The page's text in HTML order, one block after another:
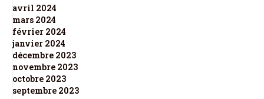
avril 2024
mars 2024
février 2024
janvier 2024
décembre 2023
novembre 2023
octobre 2023
septembre 2023